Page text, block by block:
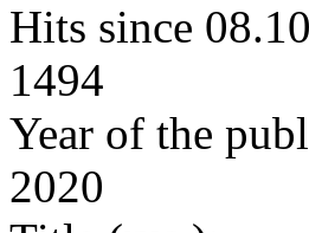
Hits since
1494
Year of the
2020